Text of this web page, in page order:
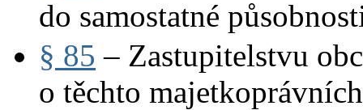
do samostatné
§ 85 – Zastupitelstvu
o těchto